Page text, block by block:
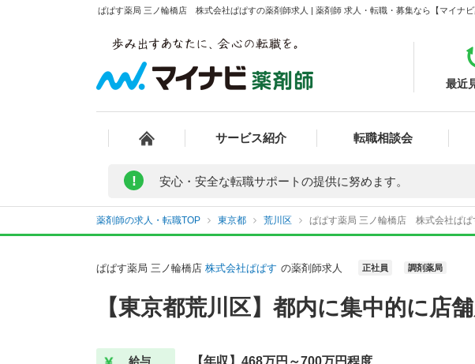
ぱぱす薬局 三ノ輪橋店 株式会社ぱぱすの薬剤師求人 | 薬剤師 求人・転職・募集なら【マイナビ
最近
サービス紹介 転職相談会
! 安心・安全な転職サポートの提供に努めます。
薬剤師の求人・転職TOP 東京都 荒川区 ぱぱす薬局 三ノ輪橋店 株式会社ぱぱ
ぱぱす薬局 三ノ輪橋店 株式会社ぱぱす の薬剤師求人 正社員 調剤薬局
【東京都荒川区】都内に集中的に店
給与 【年収】468万円～700万円程度